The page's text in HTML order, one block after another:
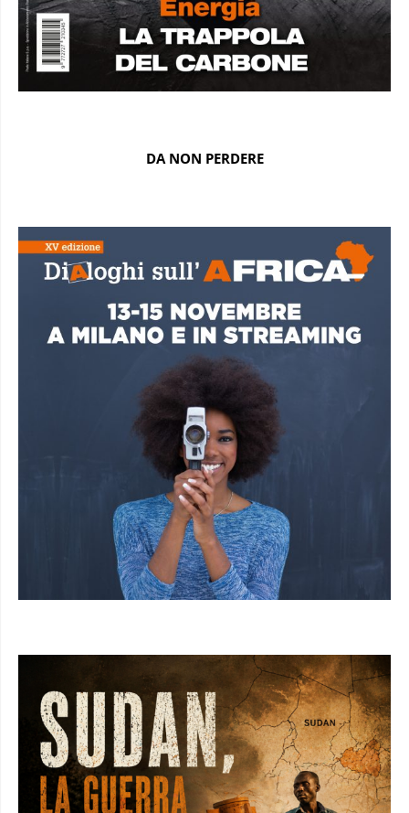
DA NON PERDERE